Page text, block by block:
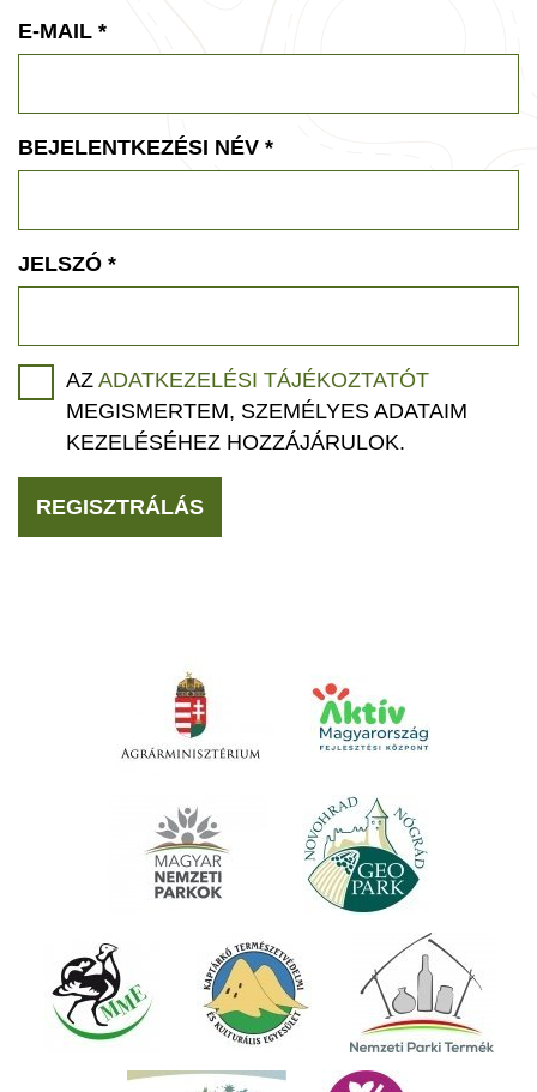
E-MAIL *
BEJELENTKEZÉSI NÉV *
JELSZÓ *
AZ ADATKEZELÉSI TÁJÉKOZTATÓT
MEGISMERTEM, SZEMÉLYES ADATAIM
KEZELÉSÉHEZ HOZZÁJÁRULOK.
REGISZTRÁLÁS